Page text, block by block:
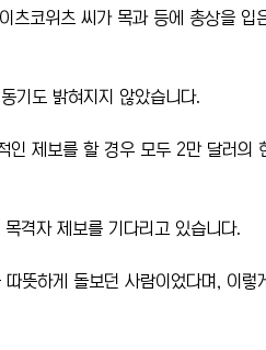
츠코위츠 씨가 목과 등에 총상을 입
기도 밝혀지지 않았습니다.
제보를 할 경우 모두 2만 달러의
격자 제보를 기다리고 있습니다.
뜻하게 돌보던 사람이었다며, 이렇